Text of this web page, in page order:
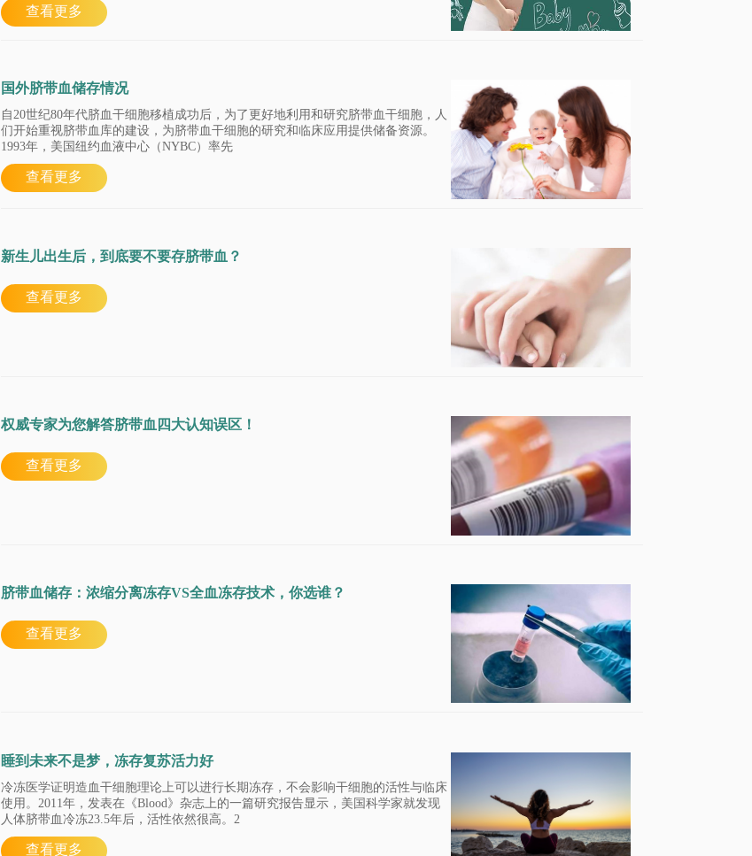
查看更多
国外脐带血储存情况
自20世纪80年代脐血干细胞移植成功后，为了更好地利用和研究脐带血干细胞，人
们开始重视脐带血库的建设，为脐带血干细胞的研究和临床应用提供储备资源。
1993年，美国纽约血液中心（NYBC）率先
查看更多
新生儿出生后，到底要不要存脐带血？
查看更多
权威专家为您解答脐带血四大认知误区！
查看更多
脐带血储存：浓缩分离冻存VS全血冻存技术，你选谁？
查看更多
睡到未来不是梦，冻存复苏活力好
​冷冻医学证明造血干细胞理论上可以进行长期冻存，不会影响干细胞的活性与临床
使用。2011年，发表在《Blood》杂志上的一篇研究报告显示，美国科学家就发现
人体脐带血冷冻23.5年后，活性依然很高。2
查看更多